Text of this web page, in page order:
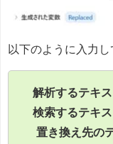
以下のように入力し
解析するテキス
検索するテキス
置き換え先の